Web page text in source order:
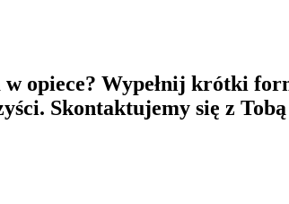
w opiece? Wypełnij krótki
Skontaktujemy się z